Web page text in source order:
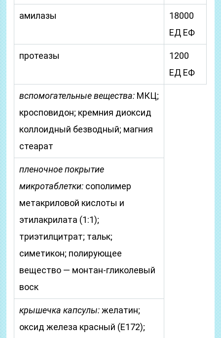
амилазы
18000
ЕД ЕФ
протеазы
1200
ЕД ЕФ
вспомогательные вещества: МКЦ;
кросповидон; кремния диоксид
коллоидный безводный; магния
стеарат
пленочное покрытие
микротаблетки: сополимер
метакриловой кислоты и
этилакрилата (1:1);
триэтилцитрат; тальк;
симетикон; полирующее
вещество — монтан-гликолевый
воск
крышечка капсулы:желатин;
оксид железа красный (Е172);